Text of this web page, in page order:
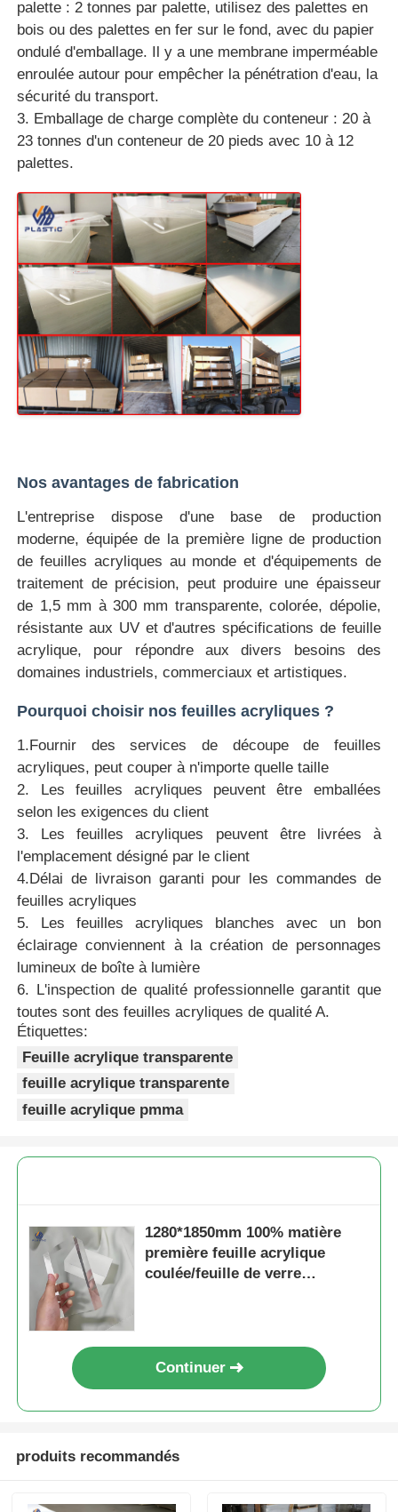
palette : 2 tonnes par palette, utilisez des palettes en
bois ou des palettes en fer sur le fond, avec du papier
ondulé d'emballage. Il y a une membrane imperméable
enroulée autour pour empêcher la pénétration d'eau, la
sécurité du transport.
3. Emballage de charge complète du conteneur : 20 à
23 tonnes d'un conteneur de 20 pieds avec 10 à 12
palettes.
Nos avantages de fabrication
L'entreprise dispose d'une base de production
moderne, équipée de la première ligne de production
de feuilles acryliques au monde et d'équipements de
traitement de précision, peut produire une épaisseur
de 1,5 mm à 300 mm transparente, colorée, dépolie,
résistante aux UV et d'autres spécifications de feuille
acrylique, pour répondre aux divers besoins des
domaines industriels, commerciaux et artistiques.
Pourquoi choisir nos feuilles acryliques ?
1.Fournir des services de découpe de feuilles
acryliques, peut couper à n'importe quelle taille
2. Les feuilles acryliques peuvent être emballées
selon les exigences du client
3. Les feuilles acryliques peuvent être livrées à
l'emplacement désigné par le client
4.Délai de livraison garanti pour les commandes de
feuilles acryliques
5. Les feuilles acryliques blanches avec un bon
éclairage conviennent à la création de personnages
lumineux de boîte à lumière
6. L'inspection de qualité professionnelle garantit que
toutes sont des feuilles acryliques de qualité A.
Étiquettes:
Feuille acrylique transparente
feuille acrylique transparente
feuille acrylique pmma
1280*1850mm 100% matière
première feuille acrylique
coulée/feuille de verre
Continuer
produits recommandés